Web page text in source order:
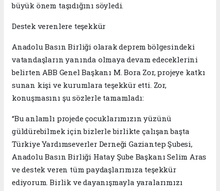
büyük önem taşıdığını söyledi.
Destek verenlere teşekkür
Anadolu Basın Birliği olarak deprem bölgesindeki
vatandaşların yanında olmaya devam edeceklerini
belirten ABB Genel Başkanı M. Bora Zor, projeye katkı
sunan kişi ve kurumlara teşekkür etti. Zor,
konuşmasını şu sözlerle tamamladı:
“Bu anlamlı projede çocuklarımızın yüzünü
güldürebilmek için bizlerle birlikte çalışan başta
Türkiye Yardımseverler Derneği Gaziantep Şubesi,
Anadolu Basın Birliği Hatay Şube Başkanı Selim Aras
ve destek veren tüm paydaşlarımıza teşekkür
ediyorum. Birlik ve dayanışmayla yaralarımızı